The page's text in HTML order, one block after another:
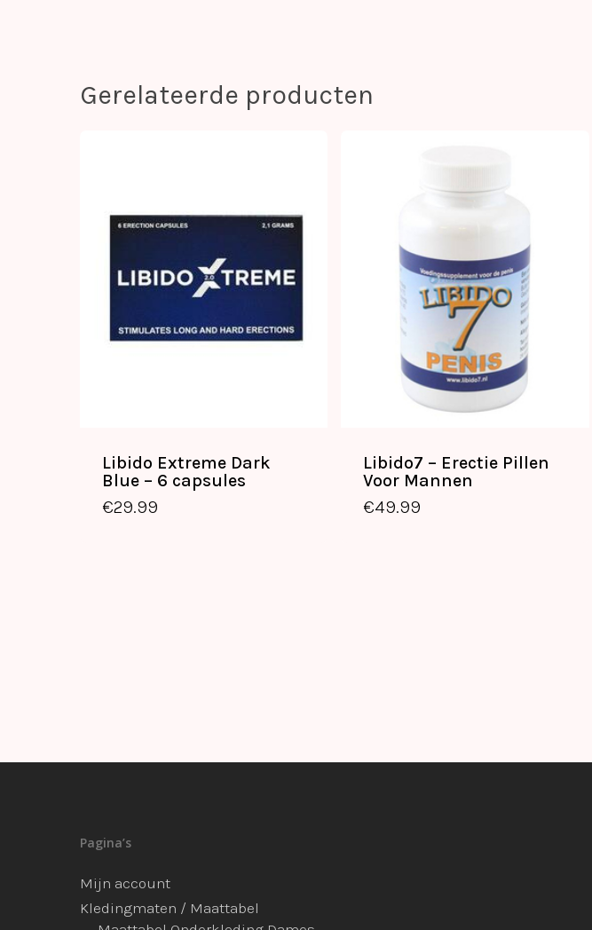
Gerelateerde producten
Libido Extreme Dark
Blue – 6 capsules
€29.99
€29.99
Libido7 – Erectie Pillen
Voor Mannen
€49.99
€49.99
Pagina’s
Mijn account
Kledingmaten / Maattabel